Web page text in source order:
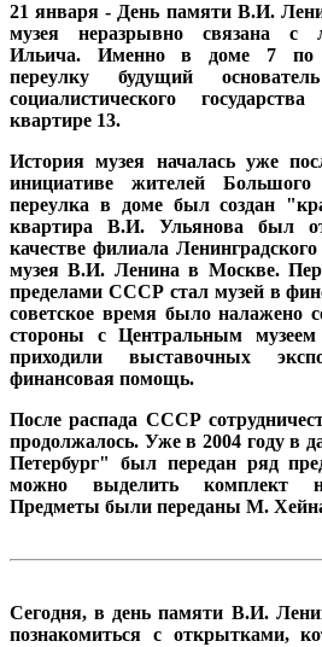
21 января - День памяти В.И.
музея неразрывно связана с
Ильича. Именно в доме 7 по
переулку будущий
социалистического
квартире 13.
История музея началась уже
инициативе жителей
переулка в доме был создан
квартира В.И. Ульянова был
качестве филиала
музея В.И. Ленина в Москве.
пределами СССР стал музей в
советское время было налажено
стороны с Центральным
приходили выставочных
финансовая помощь.
После распада СССР
продолжалось. Уже в 2004 году в
Петербург" был передан ряд
можно выделить комплект
Предметы были переданы М.
Сегодня, в день памяти В.И.
познакомиться с открытками,